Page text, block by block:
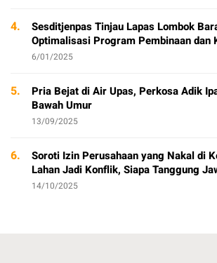
4.
Sesditjenpas Tinjau Lapas Lombok
Optimalisasi Program Pembinaan dan
6/01/2025
5.
Pria Bejat di Air Upas, Perkosa Adik
Bawah Umur
13/09/2025
6.
Soroti Izin Perusahaan yang Nakal di
Lahan Jadi Konflik, Siapa Tanggung
14/10/2025